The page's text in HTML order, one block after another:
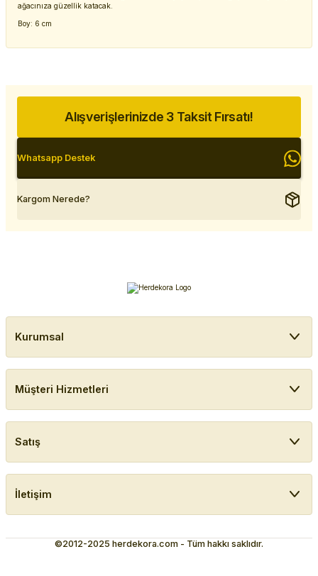
ağacınıza güzellik katacak.
Boy: 6 cm
Alışverişlerinizde 3 Taksit Fırsatı!
Whatsapp Destek
Kargom Nerede?
Kurumsal
Müşteri Hizmetleri
Satış
İletişim
©2012-2025 herdekora.com - Tüm hakkı saklıdır.